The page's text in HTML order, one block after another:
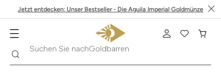
Jetzt entdecken: Unser Bestseller - Die Aguila Imperial Goldmünze
Suchen Sie nachGoldbarren